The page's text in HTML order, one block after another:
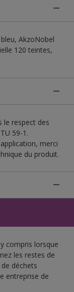
AkzoNobel
120 teintes,
le respect des
59-1.
merci
du produit.
compris lorsque
les restes de
déchets
entreprise de